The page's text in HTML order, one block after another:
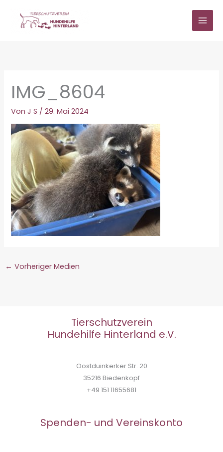
springen
IMG_8604
VonJ S /29. Mai 2024
← Vorheriger Medien
Tierschutzverein
Hundehilfe Hinterland e.V.
Oostduinkerker Str. 20
35216 Biedenkopf
+49 151 11655681
Spenden- und Vereinskonto